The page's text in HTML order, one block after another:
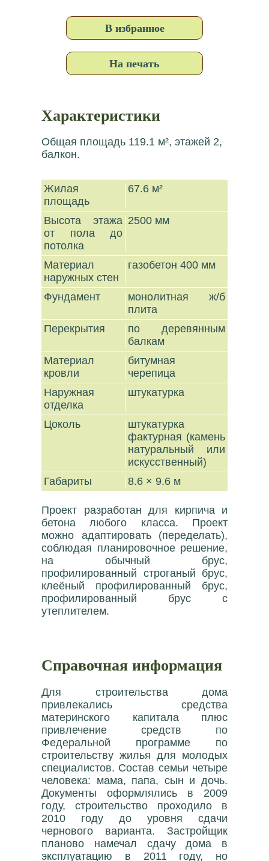
В избранное
На печать
Характеристики
Общая площадь 119.1 м², этажей 2,
балкон.
Жилая
площадь
67.6 м²
Высота этажа
от пола до
потолка
2500 мм
Материал
наружных стен
газобетон 400 мм
Фундамент
монолитная ж/б
плита
Перекрытия
по деревянным
балкам
Материал
кровли
битумная
черепица
Наружная
отделка
штукатурка
Цоколь
штукатурка
фактурная (камень
натуральный или
искусственный)
Габариты
8.6 × 9.6 м
Проект разработан для кирпича и
бетона любого класса. Проект
можно адаптировать (переделать),
соблюдая планировочное решение,
на обычный брус,
профилированный строганый брус,
клеёный профилированный брус,
профилированный брус с
утеплителем.
Справочная информация
Для строительства дома
привлекались средства
материнского капитала плюс
привлечение средств по
Федеральной программе по
строительству жилья для молодых
специалистов. Состав семьи четыре
человека: мама, папа, сын и дочь.
Документы оформлялись в 2009
году, строительство проходило в
2010 году до уровня сдачи
чернового варианта. Застройщик
планово намечал сдачу дома в
эксплуатацию в 2011 году, но